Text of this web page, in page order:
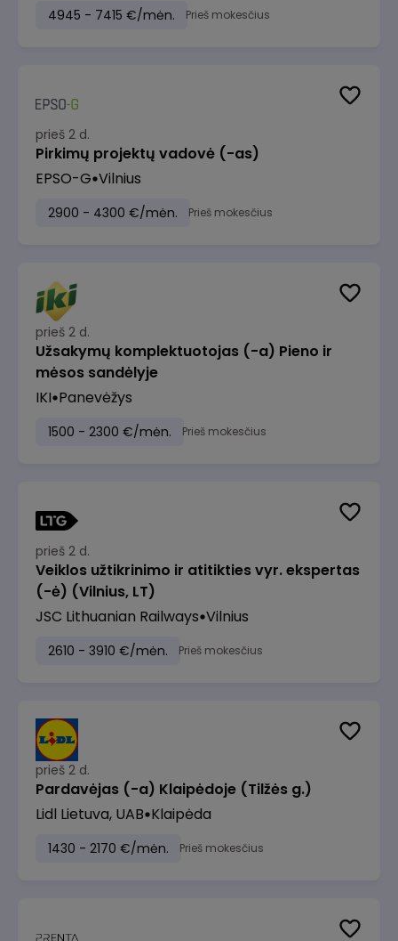
4945 - 7415 €/mėn. Prieš mokesčius
prieš 2 d.
Pirkimų projektų vadovė (-as)
EPSO-G Vilnius
2900 - 4300 €/mėn. Prieš mokesčius
prieš 2 d.
Užsakymų komplektuotojas (-a) Pieno ir
mėsos sandėlyje
IKI Panevėžys
1500 - 2300 €/mėn. Prieš mokesčius
prieš 2 d.
Veiklos užtikrinimo ir atitikties vyr. ekspertas
(-ė) (Vilnius, LT)
JSC Lithuanian Railways Vilnius
2610 - 3910 €/mėn. Prieš mokesčius
prieš 2 d.
Pardavėjas (-a) Klaipėdoje (Tilžės g.)
Lidl Lietuva, UAB Klaipėda
1430 - 2170 €/mėn. Prieš mokesčius